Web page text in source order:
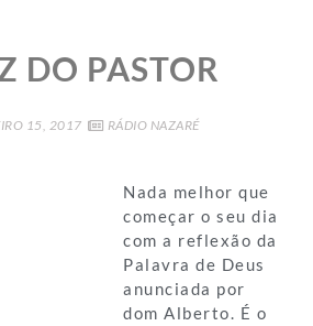
DO PASTOR
15, 2017 RÁDIO NAZARÉ
Nada melhor que
começar o seu dia
com a reflexão da
Palavra de Deus
anunciada por
dom Alberto. É o